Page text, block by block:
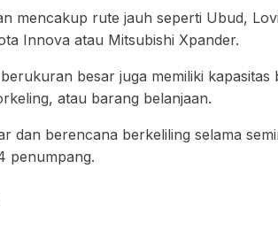
mencakup rute jauh seperti Ubud,
Innova atau Mitsubishi Xpander.
besar juga memiliki kapasitas
atau barang belanjaan.
dan berencana berkeliling selama
penumpang.